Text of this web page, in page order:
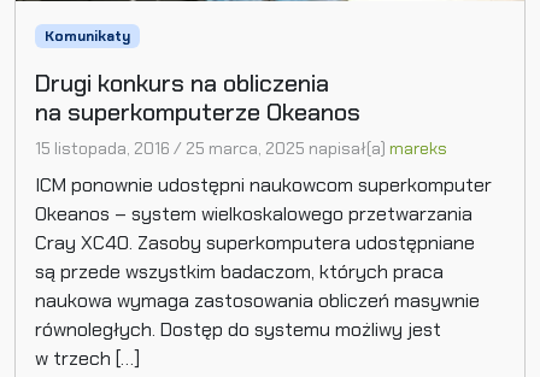
Komunikaty
Drugi konkurs na obliczenia
na superkomputerze Okeanos
15 listopada, 2016 / 25 marca, 2025 napisał(a) mareks
ICM ponownie udostępni naukowcom superkomputer
Okeanos – system wielkoskalowego przetwarzania
Cray XC40. Zasoby superkomputera udostępniane
są przede wszystkim badaczom, których praca
naukowa wymaga zastosowania obliczeń masywnie
równoległych. Dostęp do systemu możliwy jest
w trzech […]